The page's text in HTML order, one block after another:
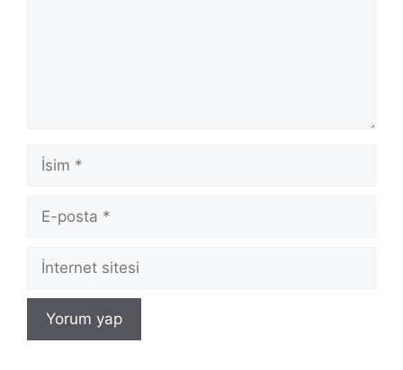
İsim
posta
İnternet
sitesi